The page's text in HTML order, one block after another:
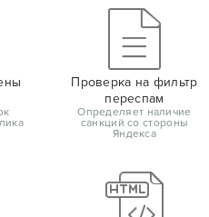
Проверка на фильтр
переспам
Определяет наличие
санкций со стороны
Яндекса